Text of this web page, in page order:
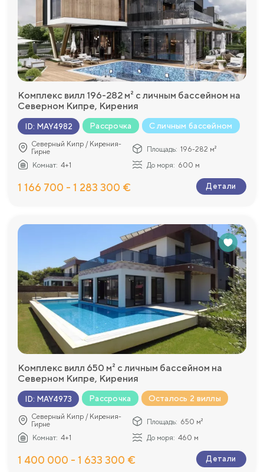
Комплекс вилл 196-282 м² с личным бассейном на
Северном Кипре, Кирения
ID: MAY4982 Рассрочка С личным бассейном
Северный Кипр / Кирения-
Гирне
Площадь: 196-282 м²
Комнат: 4+1 До моря: 600 м
1 166 700 - 1 283 300 € Детали
Комплекс вилл 650 м² с личным бассейном на
Северном Кипре, Кирения
ID: MAY4973 Рассрочка Осталось 2 виллы
Северный Кипр / Кирения-
Гирне
Площадь: 650 м²
Комнат: 4+1 До моря: 460 м
1 400 000 - 1 633 300 € Детали